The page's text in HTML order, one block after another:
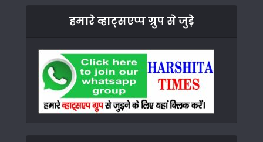
हमारे व्हाट्सएप्प ग्रुप से जुड़े